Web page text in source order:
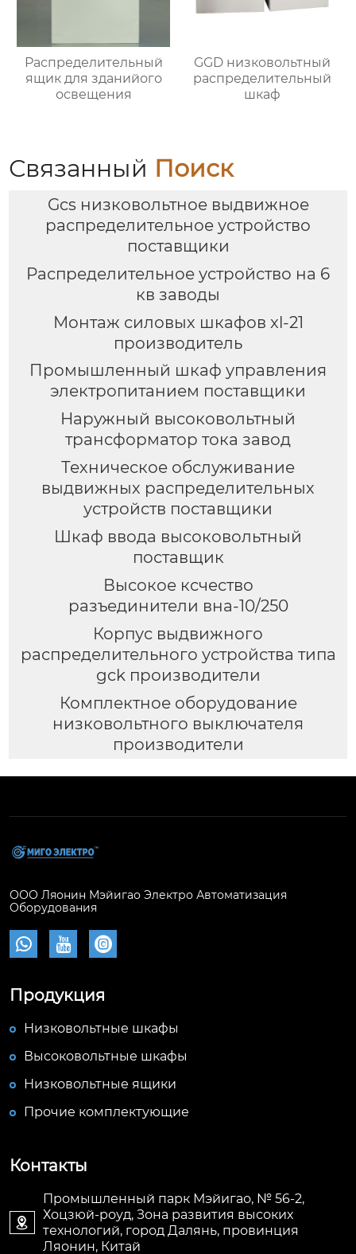
Распределительный
ящик для зданийого
освещения
GGD низковольтный
распределительный
шкаф
Связанный Поиск
Gcs низковольтное выдвижное
распределительное устройство
поставщики
Распределительное устройство на 6
кв заводы
Монтаж силовых шкафов xl-21
производитель
Промышленный шкаф управления
электропитанием поставщики
Наружный высоковольтный
трансформатор тока завод
Техническое обслуживание
выдвижных распределительных
устройств поставщики
Шкаф ввода высоковольтный
поставщик
Высокое ксчество
разъединители вна-10/250
Корпус выдвижного
распределительного устройства типа
gck производители
Комплектное оборудование
низковольтного выключателя
производители
ООО Ляонин Мэйигао Электро Автоматизация
Оборудования
  
Продукция
Низковольтные шкафы
Высоковольтные шкафы
Низковольтные ящики
Прочие комплектующие
Контакты

Промышленный парк Мэйигао, № 56-2,
Хоцзюй-роуд, Зона развития высоких
технологий, город Далянь, провинция
Ляонин, Китай